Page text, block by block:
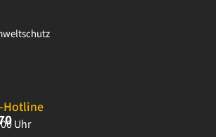
Hotline
Uhr